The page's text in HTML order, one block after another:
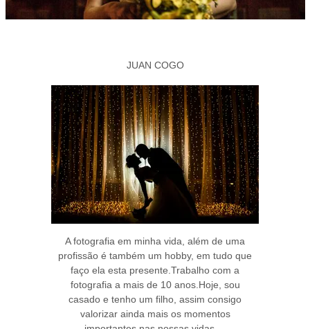
JUAN COGO
A fotografia em minha vida, além de uma
profissão é também um hobby, em tudo que
faço ela esta presente.Trabalho com a
fotografia a mais de 10 anos.Hoje, sou
casado e tenho um filho, assim consigo
valorizar ainda mais os momentos